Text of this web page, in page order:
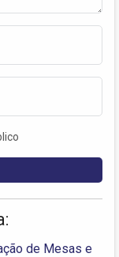
de Mesas e